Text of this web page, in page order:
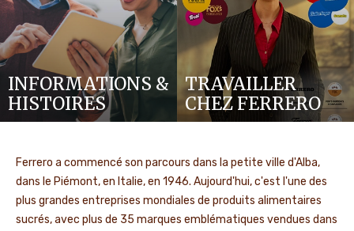
INFORMATIONS &
HISTOIRES
TRAVAILLER
CHEZ FERRERO
Ferrero a commencé son parcours dans la petite ville d'Alba,
dans le Piémont, en Italie, en 1946. Aujourd'hui, c'est l'une des
plus grandes entreprises mondiales de produits alimentaires
sucrés, avec plus de 35 marques emblématiques vendues dans